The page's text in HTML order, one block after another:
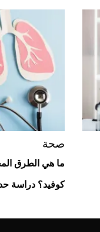
صحة
ما هي الطرق
كوفيد؟ دراسة